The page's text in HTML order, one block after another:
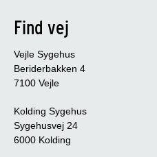
Find vej
Vejle Sygehus
Beriderbakken 4
7100 Vejle
Kolding Sygehus
Sygehusvej 24
6000 Kolding